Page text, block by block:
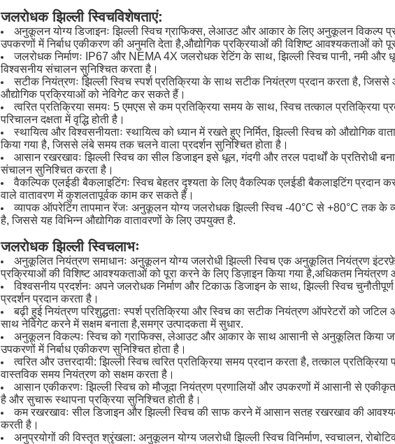
जलरोधक झिल्ली स्विचविशेषताएं:
अनुकूलन योग्य डिजाइनः झिल्ली स्विच ग्राफिक्स, लेआउट और आकार के लिए अनुकूलन विकल्प
उपकरणों में निर्बाध एकीकरण की अनुमति देता है,औद्योगिक प्रक्रियाओं की विशिष्ट आवश्यकताओं को
जलरोधक निर्माणः IP67 और NEMA 4X जलरोधक रेटिंग के साथ, झिल्ली स्विच पानी, नमी और
विश्वसनीय संचालन सुनिश्चित करता है।
सटीक नियंत्रणः झिल्ली स्विच स्पर्श प्रतिक्रिया के साथ सटीक नियंत्रण प्रदान करता है,
औद्योगिक प्रक्रियाओं को नेविगेट कर सकते हैं।
त्वरित प्रतिक्रिया समयः 5 एमएस से कम प्रतिक्रिया समय के साथ, स्विच तत्काल प्रतिक्रिया
परिचालन दक्षता में वृद्धि होती है।
स्थायित्व और विश्वसनीयताः स्थायित्व को ध्यान में रखते हुए निर्मित, झिल्ली स्विच को औद्योगिक
किया गया है, जिससे लंबे समय तक चलने वाला प्रदर्शन सुनिश्चित होता है।
आसान रखरखावः झिल्ली स्विच का सील डिजाइन इसे धूल, गंदगी और तरल पदार्थों के प्रतिरोधी
संचालन सुनिश्चित करता है।
वैकल्पिक एलईडी बैकलाइटिंगः स्विच बेहतर दृश्यता के लिए वैकल्पिक एलईडी बैकलाइटिंग प्रदान
वाले वातावरण में कुशलतापूर्वक काम कर सकते हैं।
व्यापक ऑपरेटिंग तापमान रेंजः अनुकूलन योग्य जलरोधक झिल्ली स्विच -40°C से +80°C तक के
है, जिससे यह विभिन्न औद्योगिक वातावरणों के लिए उपयुक्त है.
जलरोधक झिल्ली स्विचलाभः
अनुकूलित नियंत्रण समाधानः अनुकूलन योग्य जलरोधी झिल्ली स्विच एक अनुकूलित नियंत्रण
प्रक्रियाओं की विशिष्ट आवश्यकताओं को पूरा करने के लिए डिज़ाइन किया गया है,अधिकतम नियंत्रण
विश्वसनीय प्रदर्शनः अपने जलरोधक निर्माण और टिकाऊ डिजाइन के साथ, झिल्ली स्विच
प्रदर्शन प्रदान करता है।
बढ़ी हुई नियंत्रण परिशुद्धताः स्पर्श प्रतिक्रिया और स्विच का सटीक नियंत्रण ऑपरेटरों को
साथ नेविगेट करने में सक्षम बनाता है,समग्र उत्पादकता में सुधार.
अनुकूलन विकल्पः स्विच को ग्राफिक्स, लेआउट और आकार के साथ आसानी से अनुकूलित किया
उपकरणों में निर्बाध एकीकरण सुनिश्चित होता है।
त्वरित और उत्तरदायी: झिल्ली स्विच त्वरित प्रतिक्रिया समय प्रदान करता है, तत्काल
वास्तविक समय नियंत्रण को सक्षम करता है।
आसान एकीकरणः झिल्ली स्विच को मौजूदा नियंत्रण प्रणालियों और उपकरणों में आसानी से
है और सुचारू स्थापना प्रक्रिया सुनिश्चित होती है।
कम रखरखावः सील डिजाइन और झिल्ली स्विच की साफ करने में आसान सतह रखरखाव की
करती है।
अनुप्रयोगों की विस्तृत श्रृंखला: अनुकूलन योग्य जलरोधी झिल्ली स्विच विनिर्माण, स्वचालन,